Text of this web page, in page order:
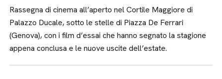
Rassegna di cinema all’aperto nel Cortile Maggiore di
Palazzo Ducale, sotto le stelle di Piazza De Ferrari
(Genova), con i film d’essai che hanno segnato la stagione
appena conclusa e le nuove uscite dell’estate.